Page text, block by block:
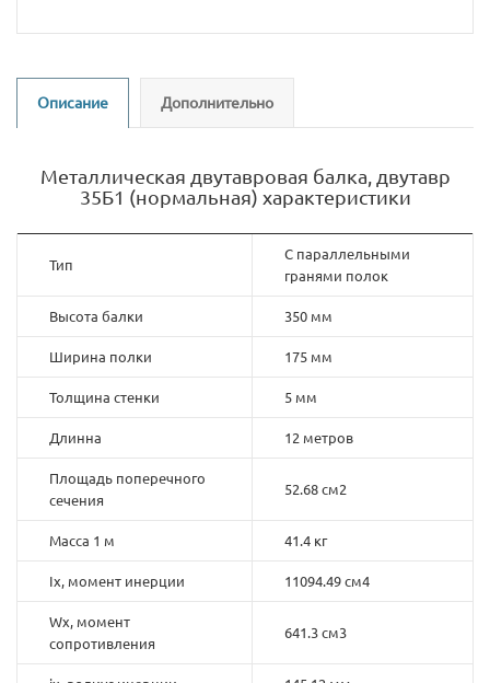
Описание Дополнительно
Металлическая двутавровая балка, двутавр
35Б1 (нормальная) характеристики
Тип
C параллельными
гранями полок
Высота балки 350 мм
Ширина полки 175 мм
Толщина стенки 5 мм
Длинна 12 метров
Площадь поперечного
сечения
52.68 см2
Масса 1 м 41.4 кг
Ix, момент инерции 11094.49 см4
Wx, момент
сопротивления
641.3 см3